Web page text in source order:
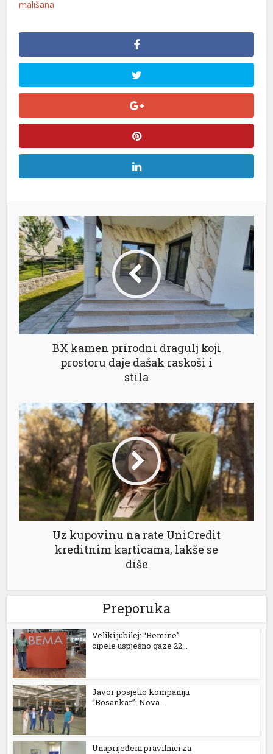
mališana
BX kamen prirodni dragulj koji
prostoru daje dašak raskoši i
stila
Uz kupovinu na rate UniCredit
kreditnim karticama, lakše se
diše
Preporuka
Veliki jubilej: “Bemine”
cipele uspješno gaze 22...
Javor posjetio kompaniju
“Bosankar”: Nova...
Unaprijeđeni pravilnici za